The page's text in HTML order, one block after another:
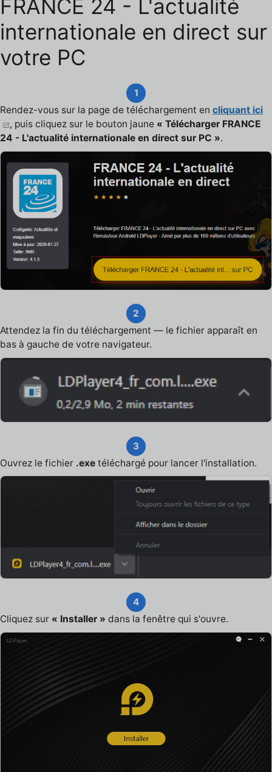
FRANCE 24 - L'actualité
internationale en direct sur
votre PC
1
Rendez-vous sur la page de téléchargement en cliquant ici
, puis cliquez sur le bouton jaune « Télécharger FRANCE
24 - L'actualité internationale en direct sur PC ».
2
Attendez la fin du téléchargement — le fichier apparaît en
bas à gauche de votre navigateur.
3
Ouvrez le fichier .exe téléchargé pour lancer l'installation.
4
Cliquez sur « Installer » dans la fenêtre qui s'ouvre.